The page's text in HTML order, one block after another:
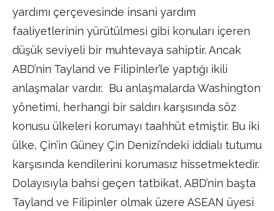
yardımı çerçevesinde insani yardım
faaliyetlerinin yürütülmesi gibi konuları içeren
düşük seviyeli bir muhtevaya sahiptir. Ancak
ABD’nin Tayland ve Filipinler’le yaptığı ikili
anlaşmalar vardır. Bu anlaşmalarda Washington
yönetimi, herhangi bir saldırı karşısında söz
konusu ülkeleri korumayı taahhüt etmiştir. Bu iki
ülke, Çin’in Güney Çin Denizi’ndeki iddialı tutumu
karşısında kendilerini korumasız hissetmektedir.
Dolayısıyla bahsi geçen tatbikat, ABD’nin başta
Tayland ve Filipinler olmak üzere ASEAN üyesi